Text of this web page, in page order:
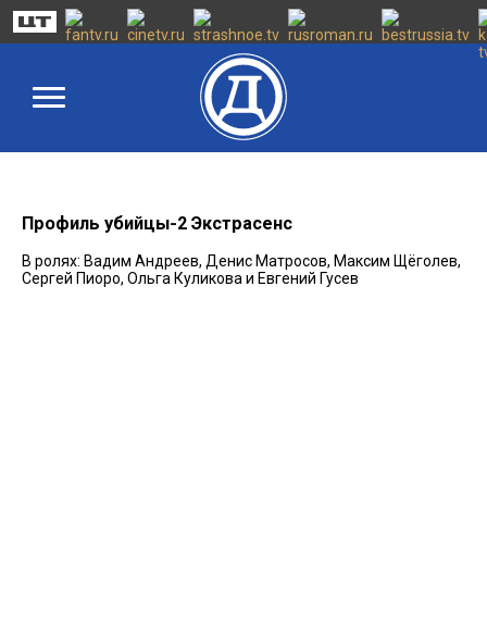
Профиль убийцы-2 Экстрасенс
В ролях: Вадим Андреев, Денис Матросов, Максим Щёголев,
Сергей Пиоро, Ольга Куликова и Евгений Гусев